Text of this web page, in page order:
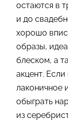
остаются в
и до
хорошо
образы,
блеском, а
акцент.
лаконичное
обыграть
из